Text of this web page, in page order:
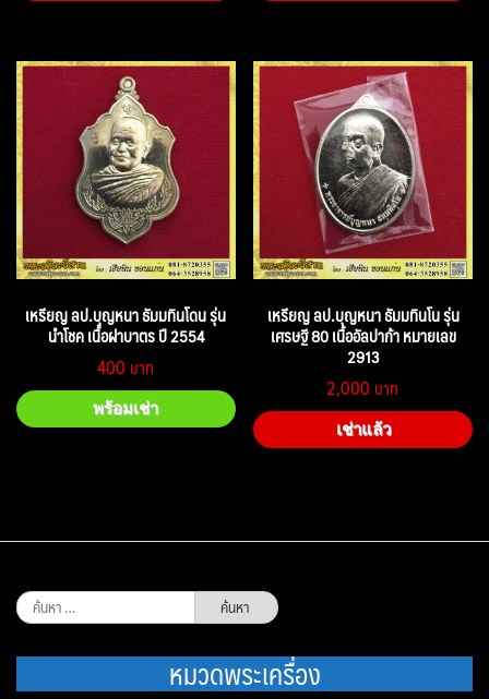
เหรียญ ลป.บุญหนา ธัมมทินโดน รุ่น
นำโชค เนื้อฝาบาตร ปี 2554
400
พร้อมเช่า
เหรียญ ลป.บุญหนา ธัมมทินโน รุ่น
เศรษฐี 80 เนื้ออัลปาก้า หมายเลข
2913
2,000
เช่าแล้ว
ค้นหา
สำหรับ:
หมวดพระเครื่อง